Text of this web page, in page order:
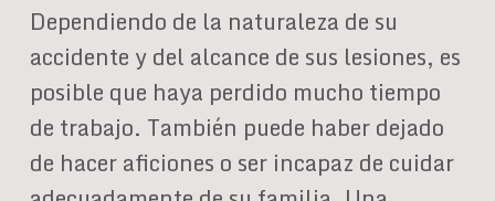
Dependiendo de la naturaleza de su
accidente y del alcance de sus lesiones, es
posible que haya perdido mucho tiempo
de trabajo. También puede haber dejado
de hacer aficiones o ser incapaz de cuidar